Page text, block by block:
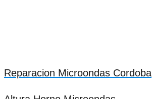
Reparacion Microondas Cordoba